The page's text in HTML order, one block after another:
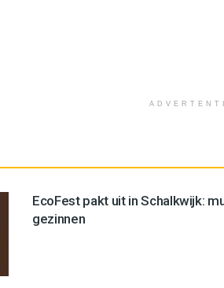
EcoFest pakt uit in Schalkwijk:
gezinnen